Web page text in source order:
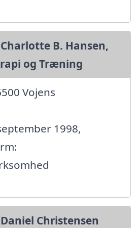
B. Hansen,
og Træning
Vojens
1998,
Christensen